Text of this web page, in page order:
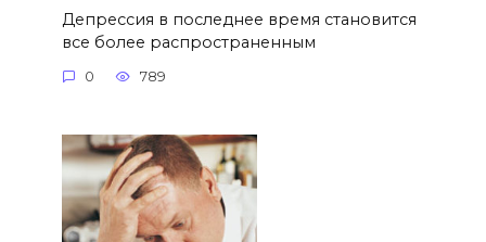
Депрессия в последнее время становится
все более распространенным
0 789